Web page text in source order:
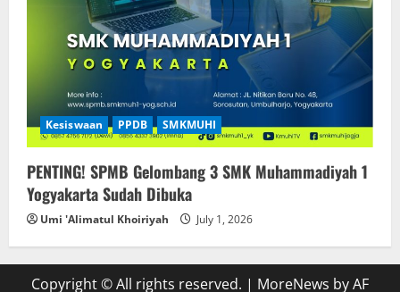
Kesiswaan PPDB SMKMUHI
PENTING! SPMB Gelombang 3 SMK Muhammadiyah 1
Yogyakarta Sudah Dibuka
Umi 'Alimatul Khoiriyah July 1, 2026
Copyright © All rights reserved. | MoreNews by AF